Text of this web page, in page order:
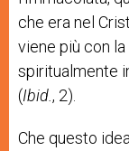
che era nel
viene più con
spiritualmente
(Ibid., 2).
Che questo